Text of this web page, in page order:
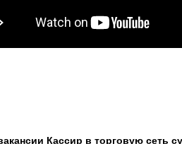
Кассир в торговую сеть